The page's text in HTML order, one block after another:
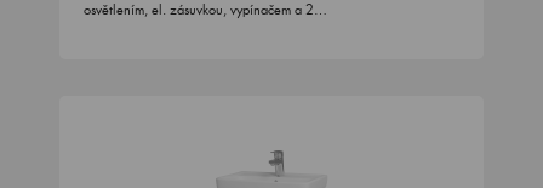
osvětlením, el. zásuvkou, vypínačem a 2…